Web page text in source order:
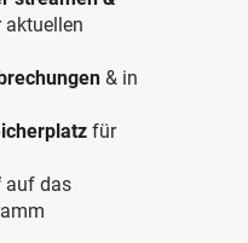
aktuellen
& in
für
auf das